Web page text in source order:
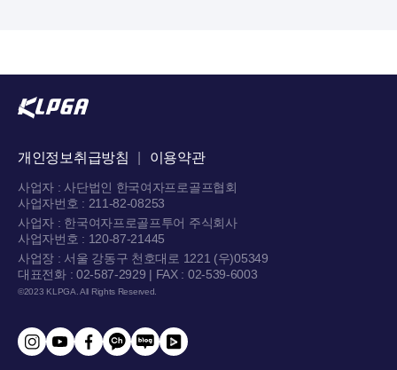
개인정보취급방침 이용약관
사업자 : 사단법인 한국여자프로골프협회
사업자번호 : 211-82-08253
사업자 : 한국여자프로골프투어 주식회사
사업자번호 : 120-87-21445
사업장 : 서울 강동구 천호대로 1221 (우)05349
대표전화 : 02-587-2929 | FAX : 02-539-6003
©2023 KLPGA. All Rights Reserved.